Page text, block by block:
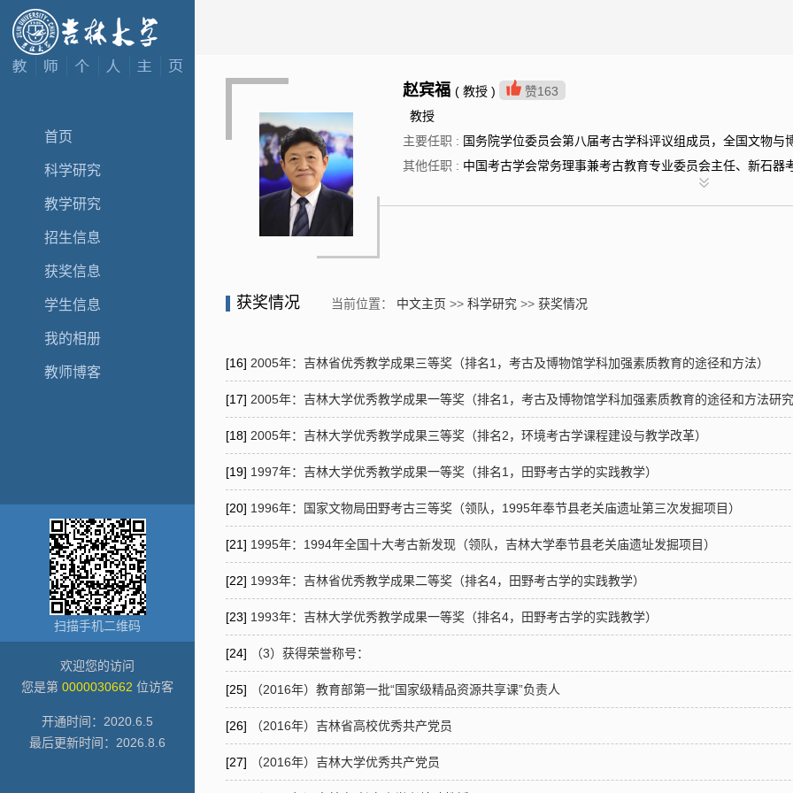
首页
科学研究
教学研究
招生信息
获奖信息
学生信息
我的相册
教师博客
扫描手机二维码
欢迎您的访问
您是第 0000030662 位访客
开通时间： 2020 6 5
最后更新时间： 2026 8 6
赵宾福 ( 教授 ) 赞163
教授
主要任职 : 国务院学位委员会第八届考古学科评议组成员，全国文物与
其他任职 : 中国考古学会常务理事兼考古教育专业委员会主任、新石器
获奖情况 当前位置： 中文主页 >> 科学研究 >> 获奖情况
[16] 2005年：吉林省优秀教学成果三等奖（排名1，考古及博物馆学科加强素质教育的途径和方法）
[17] 2005年：吉林大学优秀教学成果一等奖（排名1，考古及博物馆学科加强素质教育的途径和方法研
[18] 2005年：吉林大学优秀教学成果三等奖（排名2，环境考古学课程建设与教学改革）
[19] 1997年：吉林大学优秀教学成果一等奖（排名1，田野考古学的实践教学）
[20] 1996年：国家文物局田野考古三等奖（领队，1995年奉节县老关庙遗址第三次发掘项目）
[21] 1995年：1994年全国十大考古新发现（领队，吉林大学奉节县老关庙遗址发掘项目）
[22] 1993年：吉林省优秀教学成果二等奖（排名4，田野考古学的实践教学）
[23] 1993年：吉林大学优秀教学成果一等奖（排名4，田野考古学的实践教学）
[24] （3）获得荣誉称号：
[25] （2016年）教育部第一批“国家级精品资源共享课”负责人
[26] （2016年）吉林省高校优秀共产党员
[27] （2016年）吉林大学优秀共产党员